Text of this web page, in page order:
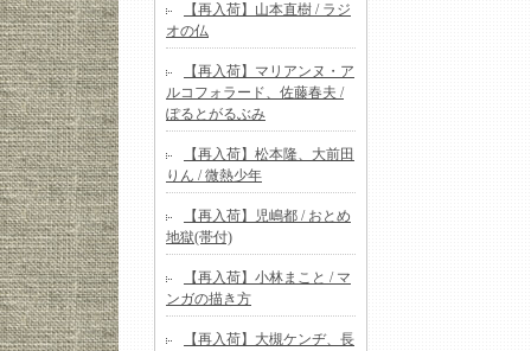
【再入荷】山本直樹 / ラジ
オの仏
【再入荷】マリアンヌ・ア
ルコフォラード、佐藤春夫 /
ぽるとがるぶみ
【再入荷】松本隆、大前田
りん / 微熱少年
【再入荷】児嶋都 / おとめ
地獄(帯付)
【再入荷】小林まこと / マ
ンガの描き方
【再入荷】大槻ケンヂ、長